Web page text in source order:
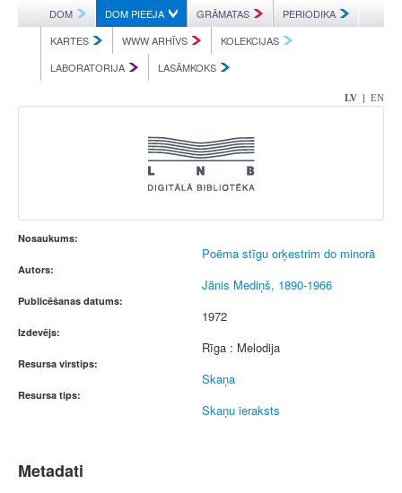
DOM DOM PIEEJA GRĀMATAS
PERIODIKA
KARTES
WWW ARHĪVS
KOLEKCIJAS
LABORATORIJA
LASĀMKOKS
LV | EN
Nosaukums:
Poēma stīgu orķestrim do minorā
Autors:
Jānis Mediņš, 1890-1966
Publicēšanas datums:
1972
Izdevējs:
Rīga : Melodija
Resursa virstips:
Skaņa
Resursa tips:
Skaņu ieraksts
Metadati